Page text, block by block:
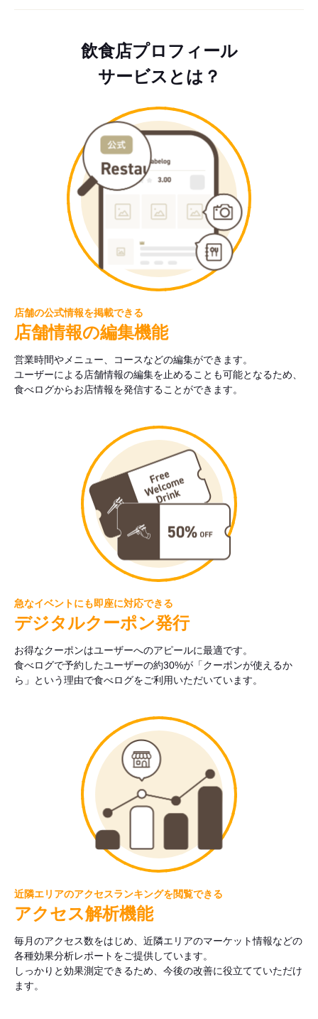
飲食店プロフィール
サービスとは？
店舗の公式情報を掲載できる
店舗情報の編集機能
営業時間やメニュー、コースなどの編集ができます。
ユーザーによる店舗情報の編集を止めることも可能となるため、
食べログからお店情報を発信することができます。
急なイベントにも即座に対応できる
デジタルクーポン発行
お得なクーポンはユーザーへのアピールに最適です。
食べログで予約したユーザーの約30%が「クーポンが使えるか
ら」という理由で食べログをご利用いただいています。
近隣エリアのアクセスランキングを閲覧できる
アクセス解析機能
毎月のアクセス数をはじめ、近隣エリアのマーケット情報などの
各種効果分析レポートをご提供しています。
しっかりと効果測定できるため、今後の改善に役立てていただけ
ます。